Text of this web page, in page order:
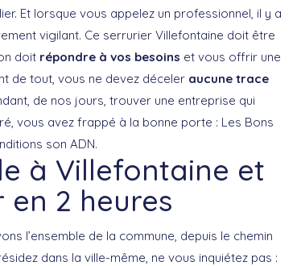
Et lorsque vous appelez un professionnel, il y a
vigilant. Ce serrurier Villefontaine doit être
doit répondre à vos besoins et vous offrir une
de tout, vous ne devez déceler aucune trace
de nos jours, trouver une entreprise qui
vous avez frappé à la bonne porte : Les Bons
son ADN.
à Villefontaine et
2 heures
l’ensemble de la commune, depuis le chemin
dans la ville-même, ne vous inquiétez pas :